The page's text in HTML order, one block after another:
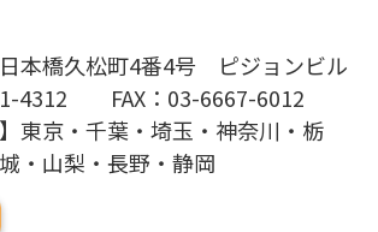
本橋久松町4番4号 ピジョンビル
4312 FAX：03-6667-6012
】東京・千葉・埼玉・神奈川・栃
・山梨・長野・静岡